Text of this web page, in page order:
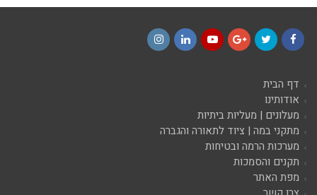
דף הבית
אודותינו
מעלונים | מעליות ביתיות
מתקני במה | ציוד לתאורה והגברה
מערכות הרמה ובטיחות
תקנים והסמכות
מפת האתר